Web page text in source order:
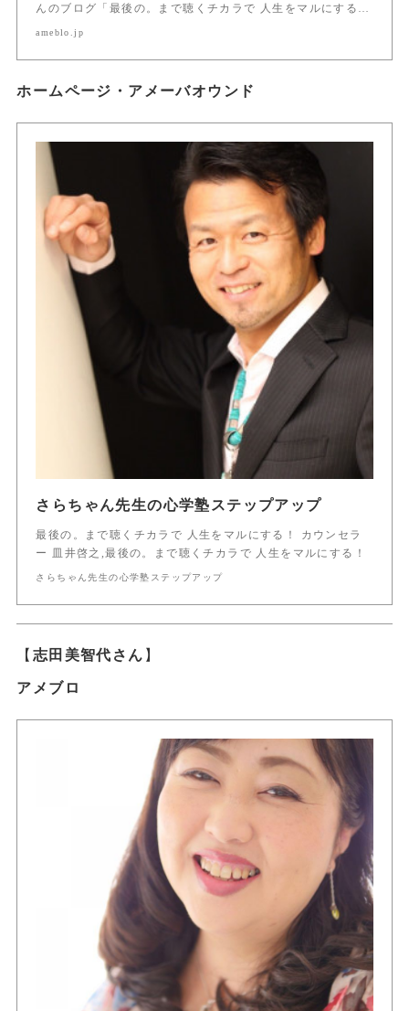
んのブログ「最後の。まで聴くチカラで 人生をマルにする…
ameblo.jp
ホームページ・アメーバオウンド
さらちゃん先生の心学塾ステップアップ
最後の。まで聴くチカラで 人生をマルにする！ カウンセラ
ー 皿井啓之,最後の。まで聴くチカラで 人生をマルにする！
さらちゃん先生の心学塾ステップアップ
【 志田美智代さん 】
アメブロ